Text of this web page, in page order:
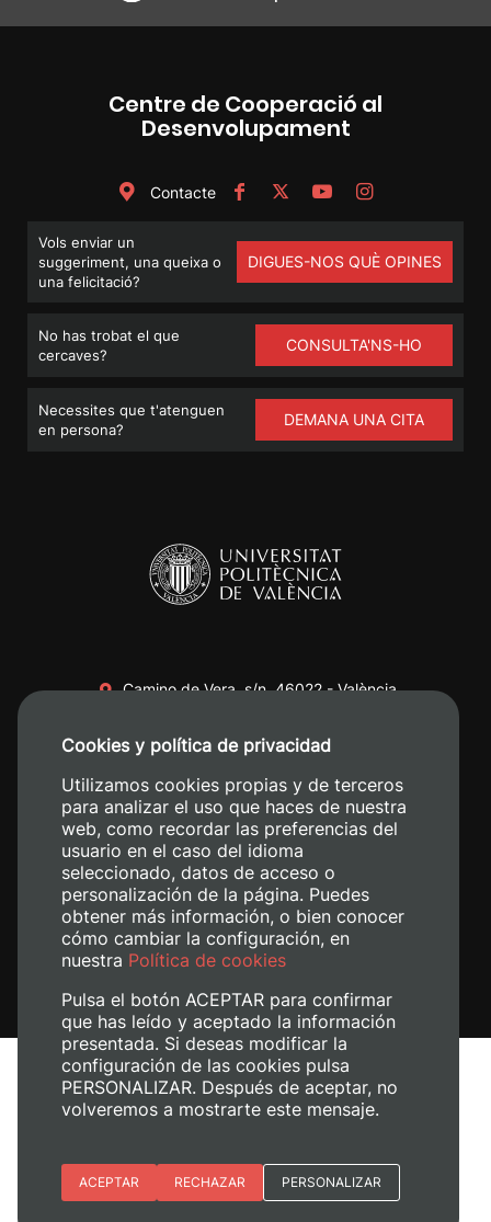
Centre de Cooperació al
Desenvolupament
Contacte
Vols enviar un
suggeriment, una queixa o
una felicitació?
DIGUES-NOS QUÈ OPINES
No has trobat el que
cercaves?
CONSULTA'NS-HO
Necessites que t'atenguen
en persona?
DEMANA UNA CITA
Camino de Vera, s/n. 46022 - València
+34 620 04 00 50
Avís legal
Política de cookies
Gestiona les galetes
Cookies y política de privacidad
Utilizamos cookies propias y de terceros
para analizar el uso que haces de nuestra
web, como recordar las preferencias del
usuario en el caso del idioma
seleccionado, datos de acceso o
personalización de la página. Puedes
obtener más información, o bien conocer
cómo cambiar la configuración, en
nuestra Política de cookies
Pulsa el botón ACEPTAR para confirmar
que has leído y aceptado la información
presentada. Si deseas modificar la
configuración de las cookies pulsa
PERSONALIZAR. Después de aceptar, no
volveremos a mostrarte este mensaje.
Esenciales
ACEPTAR RECHAZAR PERSONALIZAR